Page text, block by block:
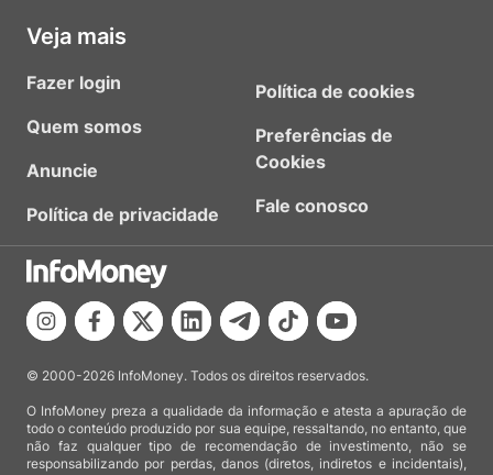
Veja mais
Fazer login
Quem somos
Anuncie
Política de privacidade
Política de cookies
Preferências de
Cookies
Fale conosco
© 2000-2026 InfoMoney. Todos os direitos reservados.
O InfoMoney preza a qualidade da informação e atesta a apuração de
todo o conteúdo produzido por sua equipe, ressaltando, no entanto, que
não faz qualquer tipo de recomendação de investimento, não se
responsabilizando por perdas, danos (diretos, indiretos e incidentais),